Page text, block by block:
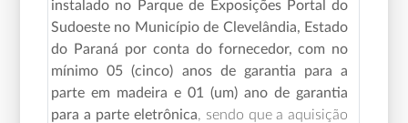
instalado no Parque de Exposições Portal do
Sudoeste no Município de Clevelândia, Estado
do Paraná por conta do fornecedor, com no
mínimo 05 (cinco) anos de garantia para a
parte em madeira e 01 (um) ano de garantia
para a parte eletrônica, sendo que a aquisição